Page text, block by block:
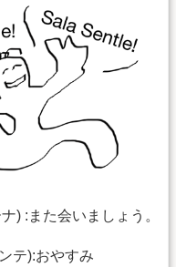
) :また会いましょう。
テ):おやすみ